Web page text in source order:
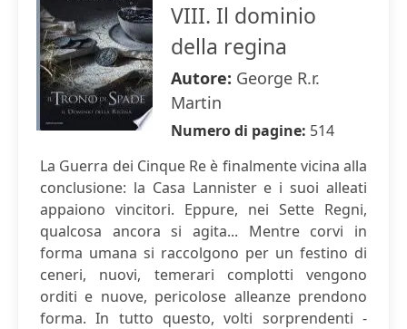
VIII. Il dominio
della regina
Autore: George R.r.
Martin
Numero di pagine: 514
La Guerra dei Cinque Re è finalmente vicina alla
conclusione: la Casa Lannister e i suoi alleati
appaiono vincitori. Eppure, nei Sette Regni,
qualcosa ancora si agita... Mentre corvi in
forma umana si raccolgono per un festino di
ceneri, nuovi, temerari complotti vengono
orditi e nuove, pericolose alleanze prendono
forma. In tutto questo, volti sorprendenti -